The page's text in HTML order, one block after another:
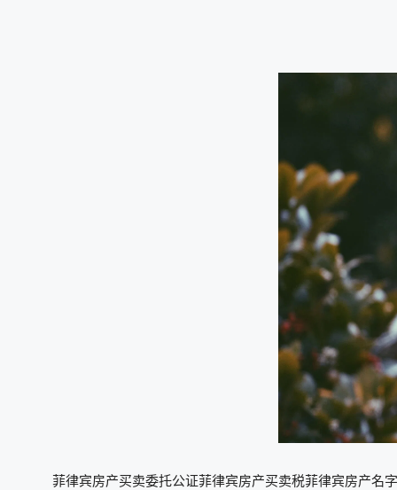
菲律宾房产买卖委托公证菲律宾房产买卖税菲律宾房产名